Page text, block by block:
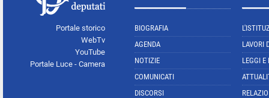
Portale storico
WebTv
YouTube
Portale Luce - Camera
BIOGRAFIA
AGENDA
NOTIZIE
COMUNICATI
DISCORSI
LAVORI
LEGGI E